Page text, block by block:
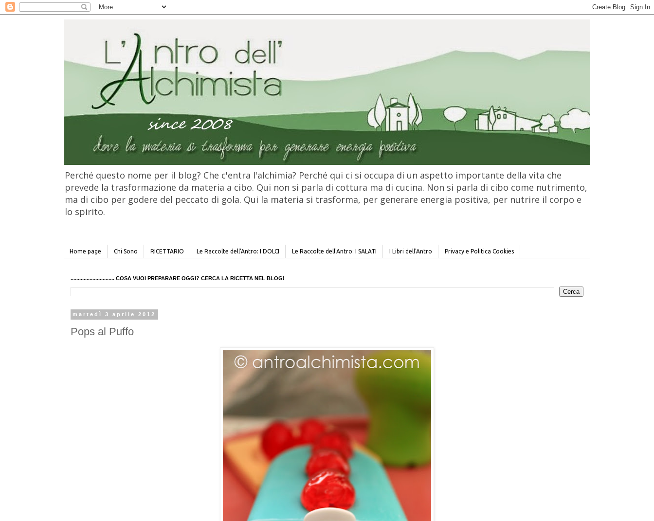
Perché questo nome per il blog? Che c'entra l'alchimia? Perché qui ci si occupa di un aspetto importante della vita che
prevede la trasformazione da materia a cibo. Qui non si parla di cottura ma di cucina. Non si parla di cibo come nutrimento,
ma di cibo per godere del peccato di gola. Qui la materia si trasforma, per generare energia positiva, per nutrire il corpo e
lo spirito.
Home page Chi Sono RICETTARIO Le Raccolte dell'Antro: I DOLCI Le Raccolte dell'Antro: I SALATI I Libri dell'Antro Privacy e Politica Cookies
.............................. COSA VUOI PREPARARE OGGI? CERCA LA RICETTA NEL BLOG!
martedì 3 aprile 2012
Pops al Puffo